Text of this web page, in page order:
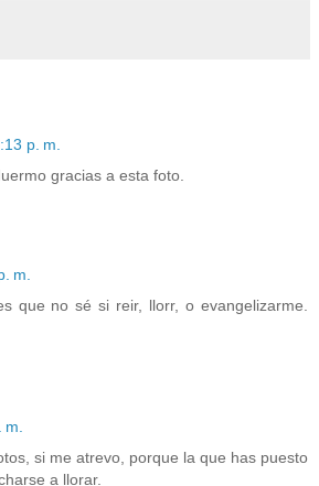
p. m.
gracias a esta foto.
m.
que no sé si reir, llorr, o evangelizarme.
si me atrevo, porque la que has puesto
a llorar.